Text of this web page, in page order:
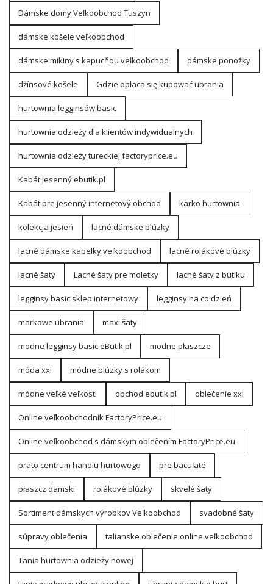
Dámske domy Veľkoobchod Tuszyn
dámske košele veľkoobchod
dámske mikiny s kapucňou veľkoobchod dámske ponožky
džínsové košele Gdzie opłaca się kupować ubrania
hurtownia legginsów basic
hurtownia odzieży dla klientów indywidualnych
hurtownia odzieży tureckiej factoryprice.eu
Kabát jesenný ebutik.pl
Kabát pre jesenný internetový obchod karko hurtownia
kolekcja jesień lacné dámske blúzky
lacné dámske kabelky veľkoobchod lacné rolákové blúzky
lacné šaty Lacné šaty pre moletky lacné šaty z butiku
legginsy basic sklep internetowy legginsy na co dzień
markowe ubrania maxi šaty
modne legginsy basic eButik.pl modne płaszcze
móda xxl módne blúzky s rolákom
módne veľké veľkosti obchod ebutik.pl oblečenie xxl
Online veľkoobchodník FactoryPrice.eu
Online veľkoobchod s dámskym oblečením FactoryPrice.eu
prato centrum handlu hurtowego pre bacuľaté
płaszcz damski rolákové blúzky skvelé šaty
Sortiment dámskych výrobkov Veľkoobchod svadobné šaty
súpravy oblečenia talianske oblečenie online veľkoobchod
Tania hurtownia odzieży nowej